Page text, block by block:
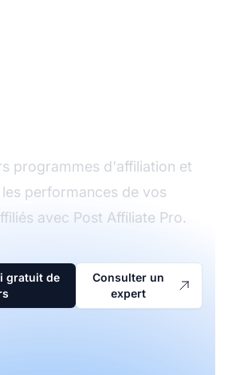
programmes d'affiliation et
performances de vos
avec Post Affiliate Pro.
gratuit de
Consulter un
expert